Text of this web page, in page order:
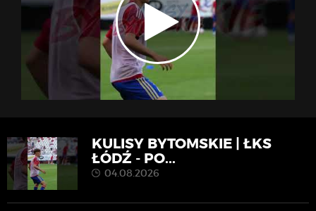
KULISY BYTOMSKIE | ŁKS
ŁÓDŹ - PO...
04.08.2026